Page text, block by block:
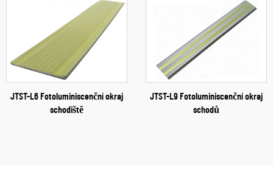
JTST-L6 Fotoluminiscenční okraj
schodiště
JTST-L9 Fotoluminiscenční okraj
schodů